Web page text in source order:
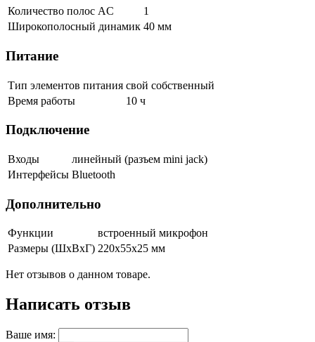
Количество полос AC
1
Широкополосный динамик 40 мм
Питание
Тип элементов питания свой собственный
Время работы
10 ч
Подключение
Входы
линейный (разъем mini jack)
Интерфейсы Bluetooth
Дополнительно
Функции
встроенный микрофон
Размеры (ШxВxГ) 220x55x25 мм
Нет отзывов о данном товаре.
Написать отзыв
Ваше имя: